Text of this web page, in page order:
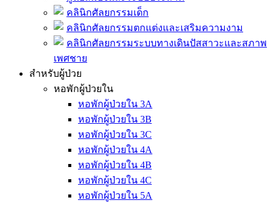
คลินิกศัลยกรรมเด็ก
คลินิกศัลยกรรมตกแต่งและเสริมความงาม
คลินิกศัลยกรรมระบบทางเดินปัสสาวะและสภาพ
เพศชาย
สำหรับผู้ป่วย
หอพักผู้ป่วยใน
หอพักผู้ป่วยใน 3A
หอพักผู้ป่วยใน 3B
หอพักผู้ป่วยใน 3C
หอพักผู้ป่วยใน 4A
หอพักผู้ป่วยใน 4B
หอพักผู้ป่วยใน 4C
หอพักผู้ป่วยใน 5A